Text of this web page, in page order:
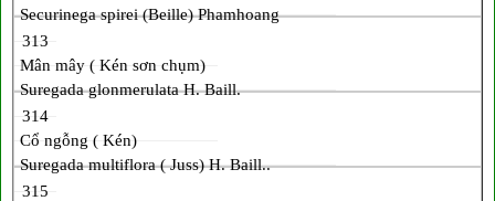
Securinega spirei (Beille) Phamhoang
313
Mân mây ( Kén sơn chụm)
Suregada glonmerulata H. Baill.
314
Cổ ngỗng ( Kén)
Suregada multiflora ( Juss) H. Baill..
315